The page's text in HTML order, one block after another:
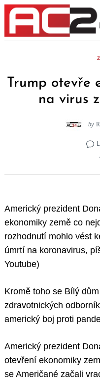
Skip
content
Trump otevře
na virus
by
Americký prezident
ekonomiky země co
rozhodnutí mohlo vést
úmrtí na koronavirus,
Youtube)
Kromě toho se Bílý
zdravotnických
americký boj proti
Americký prezident
otevření ekonomiky
se Američané začali